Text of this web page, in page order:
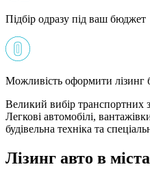
Підбір одразу під ваш бюджет
Можливість оформити лізинг
Великий вибір транспортних
Легкові автомобілі,
будівельна техніка та
Лізинг авто в